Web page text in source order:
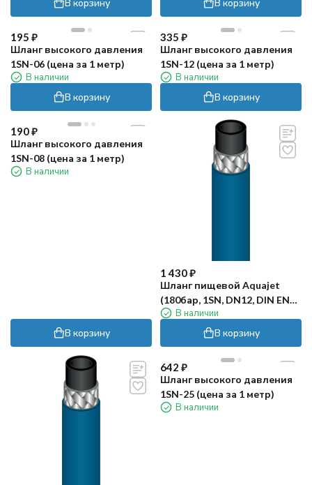
195 ₽
Шланг высокого давления
1SN-06 (цена за 1 метр)
В наличии
В корзину
335 ₽
Шланг высокого давления
1SN-12 (цена за 1 метр)
В наличии
В корзину
190₽
Шланг высокого давления
1SN-08 (цена за 1 метр)
В наличии
В корзину
1 430₽
Шланг пищевой Aquajet
(180бар, 1SN, DN12, DIN EN
853, м.пог.)
В наличии
В корзину
642 ₽
Шланг высокого давления
1SN-25 (цена за 1 метр)
В наличии